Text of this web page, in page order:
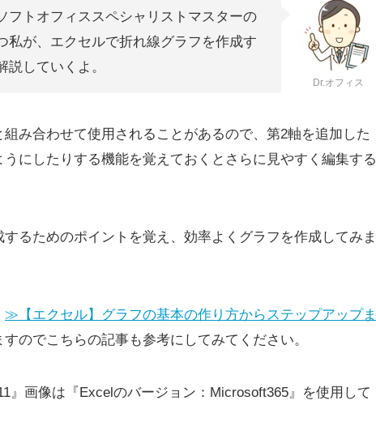
フトオフィススペシャリストマスターの
私が、エクセルで折れ線グラフを作成す
説していくよ。
Dr.オフィス
み合わせて使用されることがあるので、第2軸を追加した
にしたりする機能を覚えておくとさらに見やすく編集する
るためのポイントを覚え、効率よくグラフを作成してみま
≫【エクセル】グラフの基本の作り方からステップアップま
のでこちらの記事も参考にしてみてください。
』画像は『Excelのバージョン：Microsoft365』を使用して